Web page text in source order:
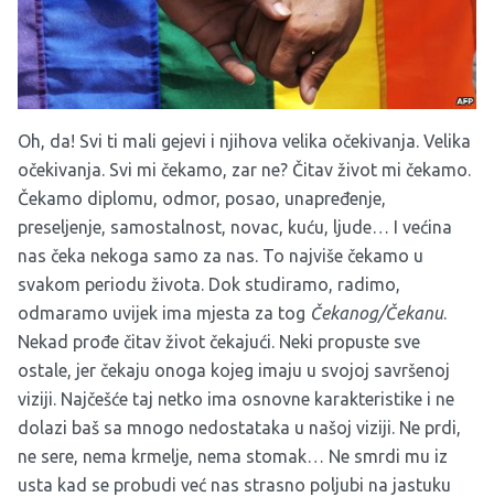
Oh, da! Svi ti mali gejevi i njihova velika očekivanja. Velika
očekivanja. Svi mi čekamo, zar ne? Čitav život mi čekamo.
Čekamo diplomu, odmor, posao, unapređenje,
preseljenje, samostalnost, novac, kuću, ljude… I većina
nas čeka nekoga samo za nas. To najviše čekamo u
svakom periodu života. Dok studiramo, radimo,
odmaramo uvijek ima mjesta za tog Čekanog/Čekanu.
Nekad prođe čitav život čekajući. Neki propuste sve
ostale, jer čekaju onoga kojeg imaju u svojoj savršenoj
viziji. Najčešće taj netko ima osnovne karakteristike i ne
dolazi baš sa mnogo nedostataka u našoj viziji. Ne prdi,
ne sere, nema krmelje, nema stomak… Ne smrdi mu iz
usta kad se probudi već nas strasno poljubi na jastuku